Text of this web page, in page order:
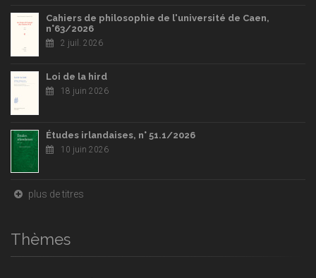
Cahiers de philosophie de l'université de Caen,
n°63/2026
2 juil. 2026
Loi de la hird
18 juin 2026
Études irlandaises, n° 51.1/2026
10 juin 2026
plus de titres
Thèmes